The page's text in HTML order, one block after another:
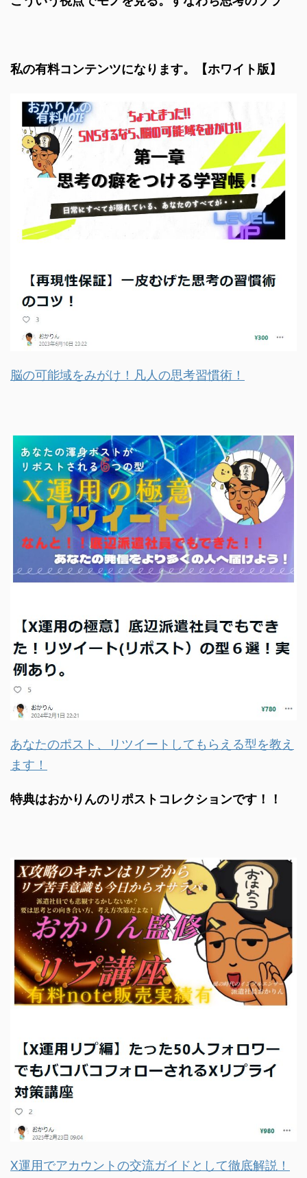
私の有料コンテンツになります。【ホワイト版】
脳の可能域をみがけ！凡人の思考習慣術！
あなたのポスト、リツイートしてもらえる型を教え
ます！
特典はおかりんのリポストコレクションです！！
X運用でアカウントの交流ガイドとして徹底解説！